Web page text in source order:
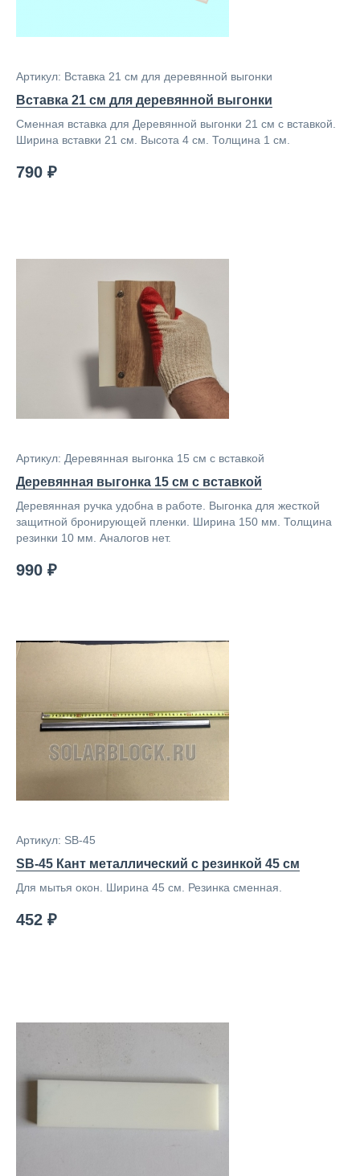
Артикул: Вставка 21 см для деревянной выгонки
Вставка 21 см для деревянной выгонки
Сменная вставка для Деревянной выгонки 21 см с вставкой.
Ширина вставки 21 см. Высота 4 см. Толщина 1 см.
790 ₽
Артикул: Деревянная выгонка 15 см с вставкой
Деревянная выгонка 15 см с вставкой
Деревянная ручка удобна в работе. Выгонка для жесткой
защитной бронирующей пленки. Ширина 150 мм. Толщина
резинки 10 мм. Аналогов нет.
990 ₽
Артикул: SB-45
SB-45 Кант металлический с резинкой 45 см
Для мытья окон. Ширина 45 см. Резинка сменная.
452 ₽